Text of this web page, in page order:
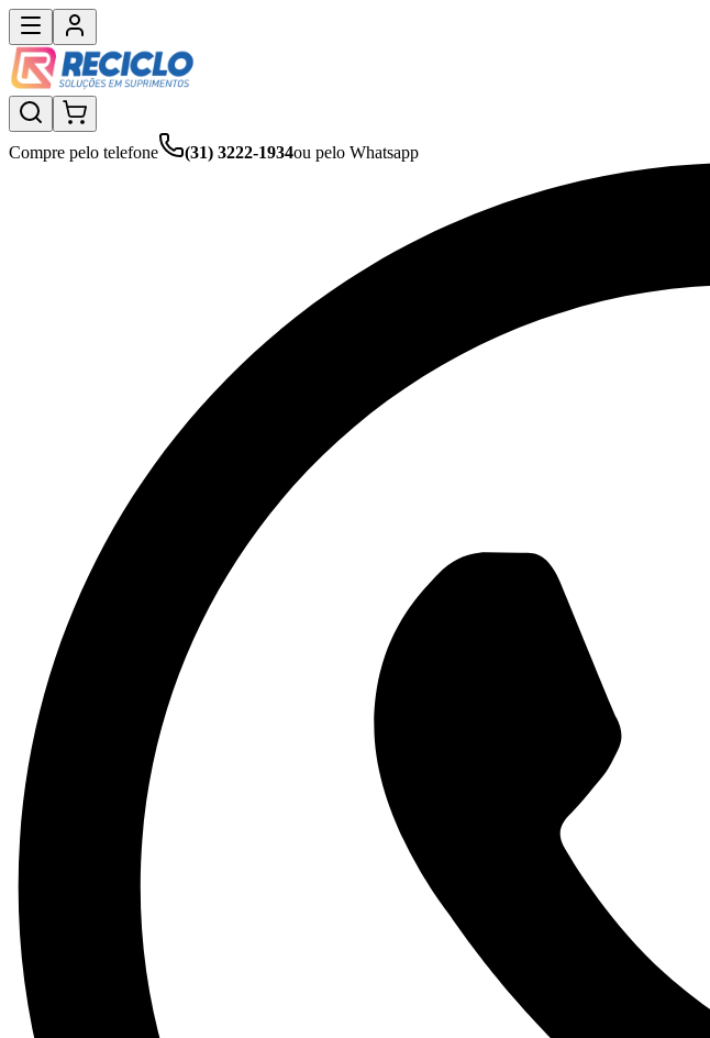
Compre pelo telefone (31) 3222-1934ou pelo Whatsapp